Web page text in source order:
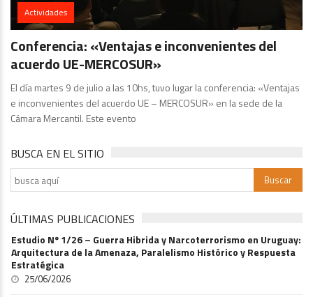
Actividades
Conferencia: «Ventajas e inconvenientes del
acuerdo UE-MERCOSUR»
El día martes 9 de julio a las 10hs, tuvo lugar la conferencia: «Ventajas
e inconvenientes del acuerdo UE – MERCOSUR» en la sede de la
Cámara Mercantil. Este evento
BUSCA EN EL SITIO
ÚLTIMAS PUBLICACIONES
Estudio Nº 1/26 – Guerra Hibrida y Narcoterrorismo en Uruguay:
Arquitectura de la Amenaza, Paralelismo Histórico y Respuesta
Estratégica
25/06/2026